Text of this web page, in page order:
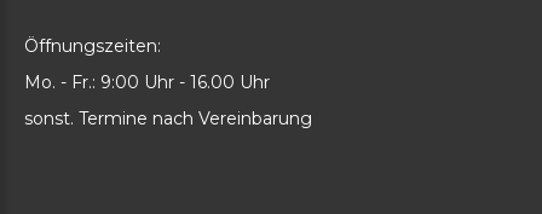
Öffnungszeiten:
Mo. - Fr.: 9:00 Uhr - 16.00 Uhr
sonst. Termine nach Vereinbarung